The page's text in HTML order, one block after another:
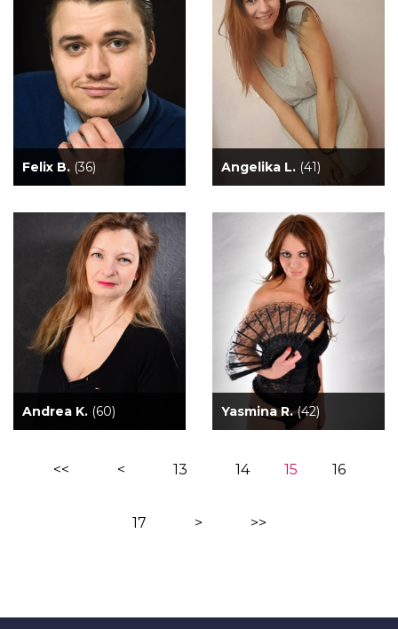
Felix B. (36) Angelika L. (41)
Andrea K. (60) Yasmina R.(42)
<< < 13 14 15 16
17 > >>